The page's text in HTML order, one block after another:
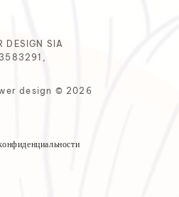
DESIGN SIA
design © 2026